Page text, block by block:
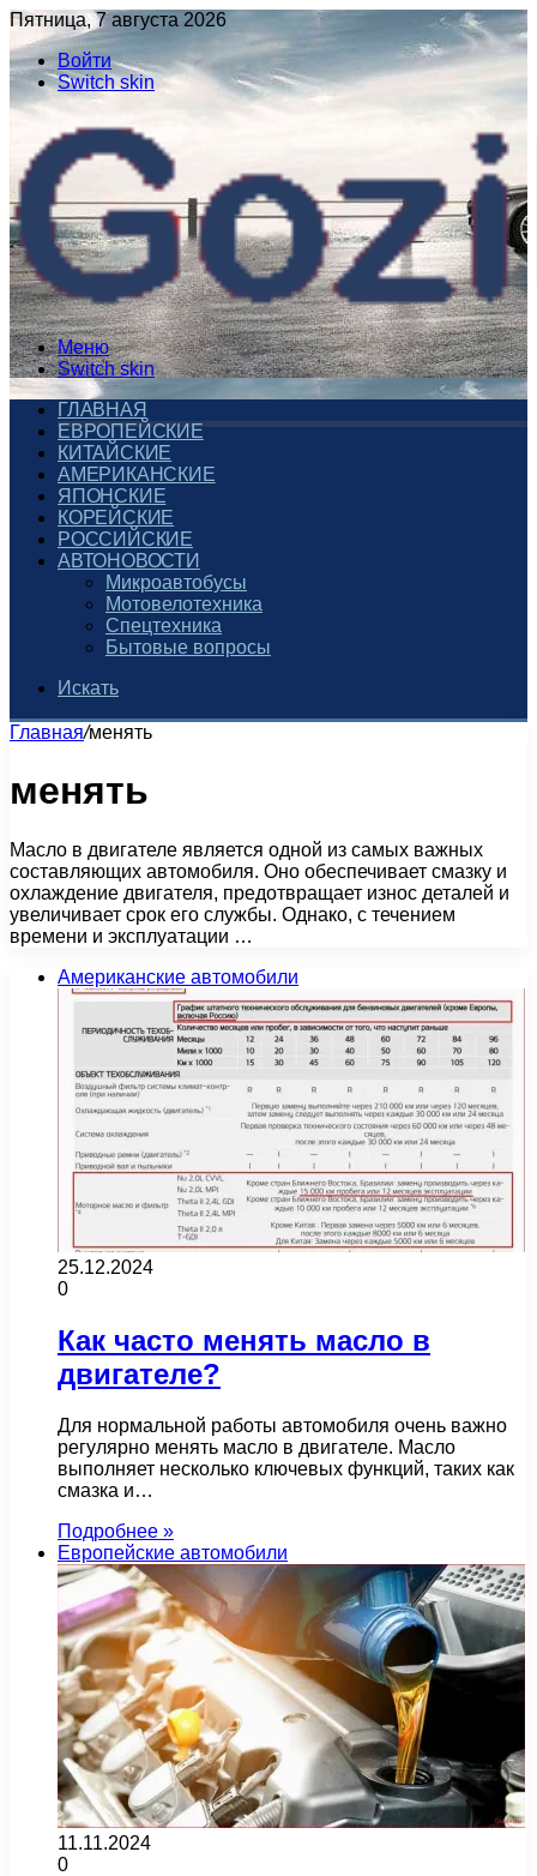
Пятница, 7 августа 2026
Войти
Switch skin
Меню
Switch skin
ГЛАВНАЯ
ЕВРОПЕЙСКИЕ
КИТАЙСКИЕ
АМЕРИКАНСКИЕ
ЯПОНСКИЕ
КОРЕЙСКИЕ
РОССИЙСКИЕ
АВТОНОВОСТИ
Микроавтобусы
Мотовелотехника
Спецтехника
Бытовые вопросы
Искать
Главная/менять
менять
Масло в двигателе является одной из самых важных
составляющих автомобиля. Оно обеспечивает смазку и
охлаждение двигателя, предотвращает износ деталей и
увеличивает срок его службы. Однако, с течением
времени и эксплуатации …
Американские автомобили
25.12.2024
0
Как часто менять масло в
двигателе?
Для нормальной работы автомобиля очень важно
регулярно менять масло в двигателе. Масло
выполняет несколько ключевых функций, таких как
смазка и…
Подробнее »
Европейские автомобили
11.11.2024
0